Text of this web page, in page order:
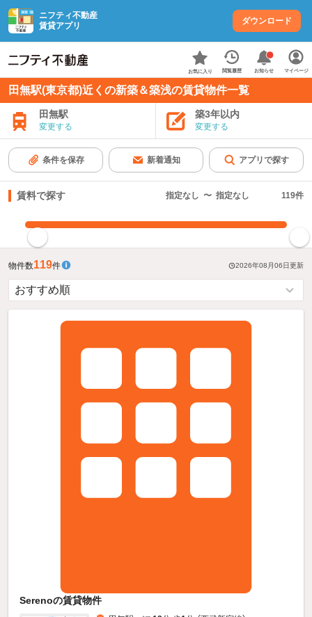
ニフティ不動産
賃貸アプリ
ダウンロード
お気に入り 閲覧履歴 お知らせ マイページ
田無駅(東京都)近くの新築＆築浅の賃貸物件一覧
田無駅
変更する
築3年以内
変更する
条件を保存 新着通知 アプリで探す
賃料で探す 指定なし 〜 指定なし 119件
物件数119件 2026年08月06日更新
Serenoの賃貸物件